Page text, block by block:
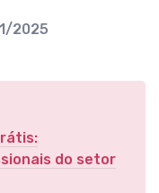
2025
do setor